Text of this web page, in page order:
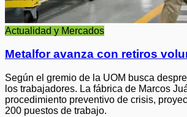
Actualidad y Mercados
Metalfor avanza con retiros
Según el gremio de la UOM busca
los trabajadores. La fábrica de Marcos
procedimiento preventivo de crisis,
200 puestos de trabajo.